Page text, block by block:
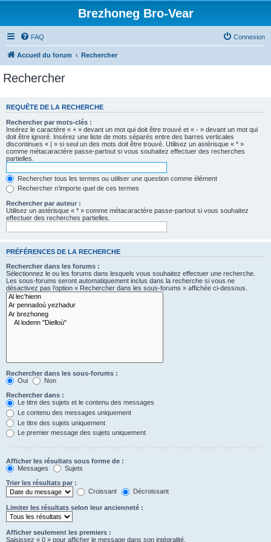
Brezhoneg Bro-Vear
FAQ Connexion
Accueil du forum Rechercher
Rechercher
REQUÊTE DE LA RECHERCHE
Rechercher par mots-clés :
Insérez le caractère « + » devant un mot qui doit être trouvé et « - » devant un mot qui
doit être ignoré. Insérez une liste de mots séparés entre des barres verticales
discontinues « | » si seul un des mots doit être trouvé. Utilisez un astérisque « * »
comme métacaractère passe-partout si vous souhaitez effectuer des recherches
partielles.
Rechercher tous les termes ou utiliser une question comme élément
Rechercher n’importe quel de ces termes
Rechercher par auteur :
Utilisez un astérisque « * » comme métacaractère passe-partout si vous souhaitez
effectuer des recherches partielles.
PRÉFÉRENCES DE LA RECHERCHE
Rechercher dans les forums :
Sélectionnez le ou les forums dans lesquels vous souhaitez effectuer une recherche.
Les sous-forums seront automatiquement inclus dans la recherche si vous ne
désactivez pas l’option « Rechercher dans les sous-forums » affichée ci-dessous.
Rechercher dans les sous-forums :
Oui
Non
Rechercher dans :
Le titre des sujets et le contenu des messages
Le contenu des messages uniquement
Le titre des sujets uniquement
Le premier message des sujets uniquement
Afficher les résultats sous forme de :
Messages
Sujets
Trier les résultats par :
Croissant
Décroissant
Limiter les résultats selon leur ancienneté :
Afficher seulement les premiers :
Saisissez « 0 » pour afficher le message dans son intégralité.